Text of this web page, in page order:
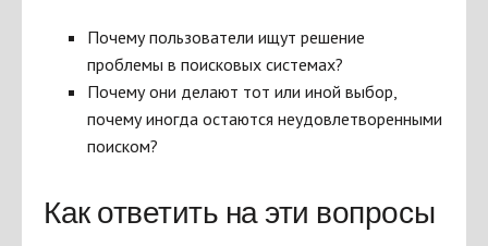
Почему пользователи ищут решение
проблемы в поисковых системах?
Почему они делают тот или иной выбор,
почему иногда остаются неудовлетворенными
поиском?
Как ответить на эти вопросы